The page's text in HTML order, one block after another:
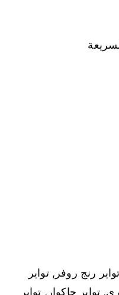
رنج روفر, تواير
تواير جاكوار, تواير